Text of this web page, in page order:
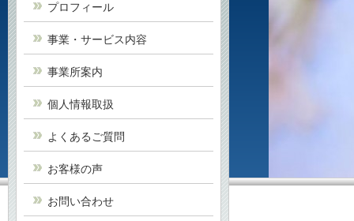
プロフィール
事業・サービス内容
事業所案内
個人情報取扱
よくあるご質問
お客様の声
お問い合わせ